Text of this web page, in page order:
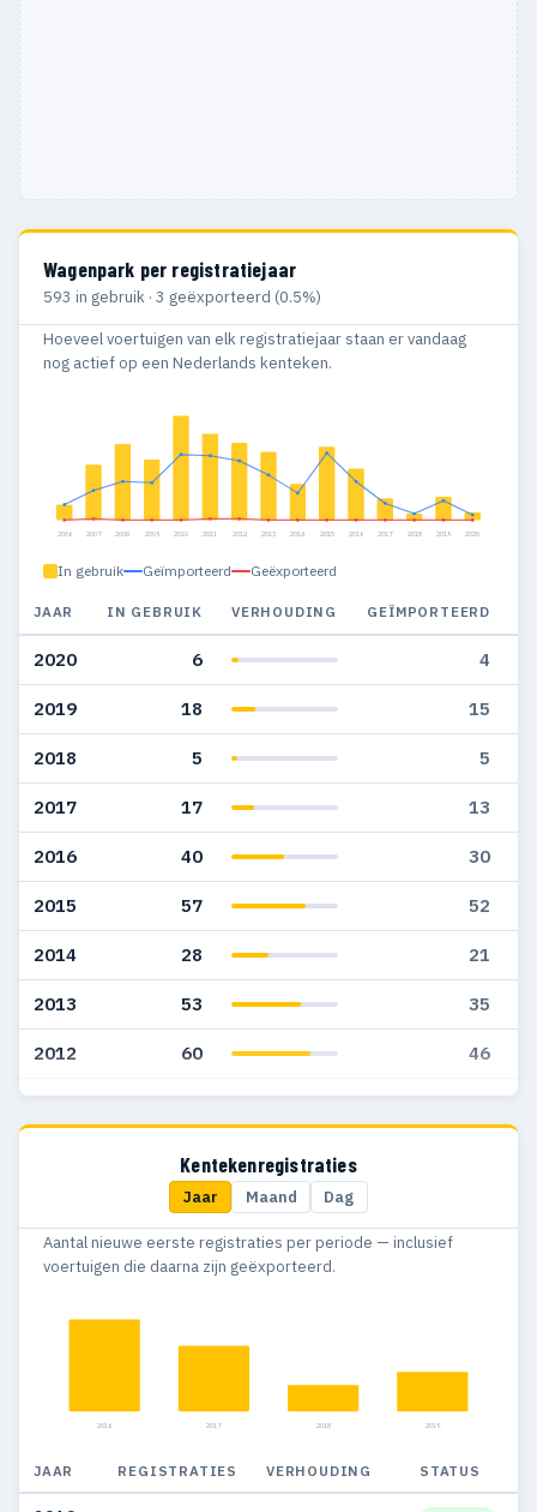
Wagenpark per registratiejaar
593 in gebruik · 3 geëxporteerd (0.5%)
Hoeveel voertuigen van elk registratiejaar staan er vandaag
nog actief op een Nederlands kenteken.
2006 2007 2008 2009 2010 2011 2012 2013 2014 2015 2016 2017 2018 2019 2020
In gebruik Geïmporteerd Geëxporteerd
JAAR IN GEBRUIK VERHOUDING GEÏMPORTEERD
2020 6 4
2019 18 15
2018 5 5
2017 17 13
2016 40 30
2015 57 52
2014 28 21
2013 53 35
2012 60 46
2011 67 50
47
2008 59
12
Kentekenregistraties
Jaar Maand Dag
Aantal nieuwe eerste registraties per periode — inclusief
voertuigen die daarna zijn geëxporteerd.
2016 2017 2018 2019
JAAR REGISTRATIES VERHOUDING STATUS